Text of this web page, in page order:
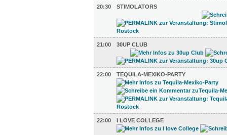
20:30 STIMOLATORS
21:00 30UP CLUB
22:00 TEQUILA-MEXIKO-PARTY
22:00 I LOVE COLLEGE